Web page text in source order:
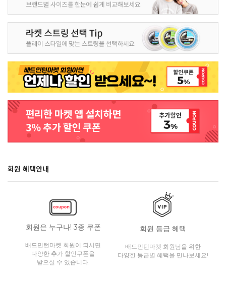
회원 혜택안내
회원은 누구나! 3종 쿠폰
배드민턴마켓 회원이 되시면
다양한 추가 할인쿠폰을
받으실 수 있습니다.
회원 등급 혜택
배드민턴마켓 회원님을 위한
다양한 등급별 혜택을 만나보세요!